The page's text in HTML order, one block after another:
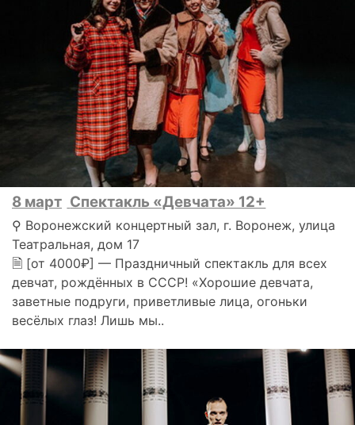
8 март Спектакль «Девчата» 12+
⚲ Воронежский концертный зал, г. Воронеж, улица
Театральная, дом 17
🗎 [от 4000₽] — Праздничный спектакль для всех
девчат, рождённых в СССР! «Хорошие девчата,
заветные подруги, приветливые лица, огоньки
весёлых глаз! Лишь мы..